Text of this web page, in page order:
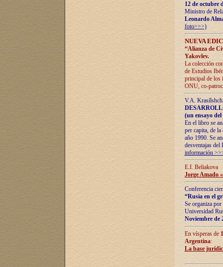
12 de octubre
Ministro de
Leonardo
foto>>>)
NUEVA
“Alianza de
Yakovlev.
La colección
de Estudios
principal de los
ONU, co-
V.A.
(un ensayo
En el libro se
per capita, de
año 1990. Se
desventajas
información
E.I. Beliakova
Jorge Amado
Conferencia
“Rusia en el
Se organiza
Universidad
Noviembre de
En vísperas de
Argentina:
La base